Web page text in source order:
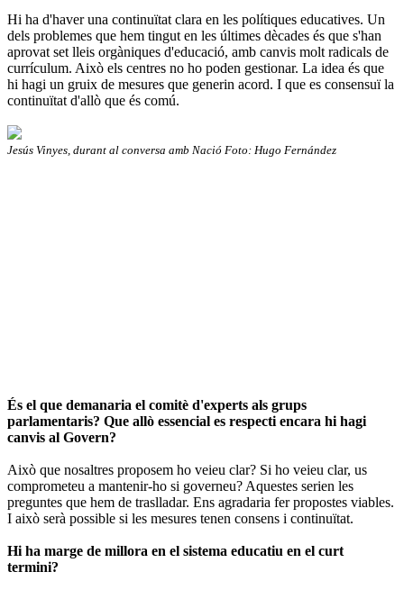
Hi ha d'haver una continuïtat clara en les polítiques educatives. Un
dels problemes que hem tingut en les últimes dècades és que s'han
aprovat set lleis orgàniques d'educació, amb canvis molt radicals de
currículum. Això els centres no ho poden gestionar. La idea és que
hi hagi un gruix de mesures que generin acord. I que es consensuï la
continuïtat d'allò que és comú.
Jesús Vinyes, durant al conversa amb Nació Foto: Hugo Fernández
És el que demanaria el comitè d'experts als grups
parlamentaris? Que allò essencial es respecti encara hi hagi
canvis al Govern?
Això que nosaltres proposem ho veieu clar? Si ho veieu clar, us
comprometeu a mantenir-ho si governeu? Aquestes serien les
preguntes que hem de traslladar. Ens agradaria fer propostes viables.
I això serà possible si les mesures tenen consens i continuïtat.
Hi ha marge de millora en el sistema educatiu en el curt
termini?